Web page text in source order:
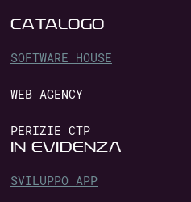
CATALOGO
SOFTWARE HOUSE
WEB AGENCY
PERIZIE CTP
IN EVIDENZA
SVILUPPO APP